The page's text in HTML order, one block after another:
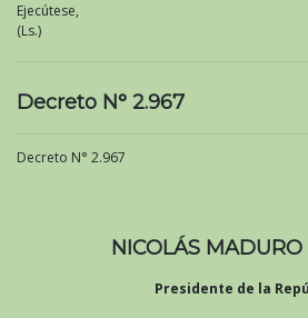
Ejecútese,
(Ls.)
Decreto N° 2.967
Decreto N° 2.967
NICOLÁS
Presidente de la